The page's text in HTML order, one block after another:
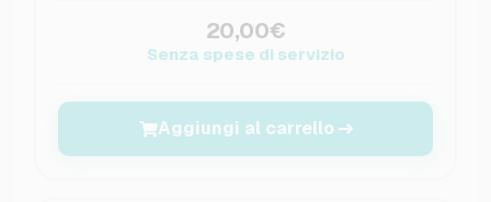
20,00€
Senza spese di servizio
Aggiungi al carrello